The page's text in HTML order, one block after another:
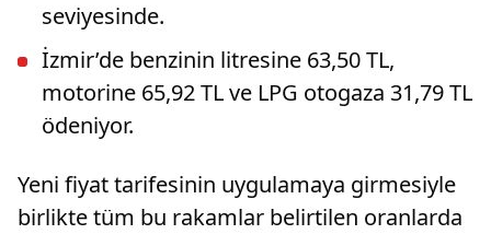
seviyesinde.
İzmir’de benzinin litresine 63,50 TL,
motorine 65,92 TL ve LPG otogaza 31,79 TL
ödeniyor.
Yeni fiyat tarifesinin uygulamaya girmesiyle
birlikte tüm bu rakamlar belirtilen oranlarda